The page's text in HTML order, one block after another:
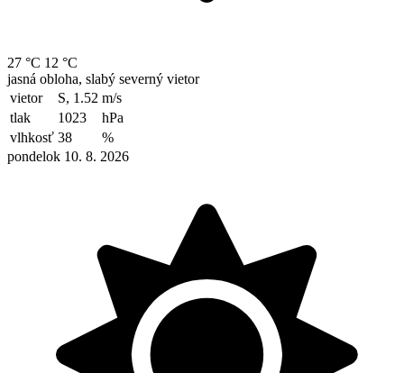
27 °C 12 °C
jasná obloha, slabý severný vietor
vietor
S, 1.52 m/s
tlak
1023
hPa
vlhkosť 38
%
pondelok 10. 8. 2026